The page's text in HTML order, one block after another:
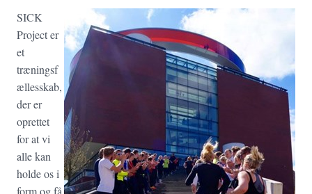
SICK
Project er
et
træningsf
ællesskab,
der er
oprettet
for at vi
alle kan
holde os i
form og få